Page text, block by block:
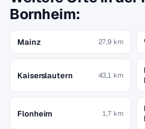
Bornheim:
Mainz 27,9 km
Kaiserslautern 43,1 km
Flonheim 1,7 km